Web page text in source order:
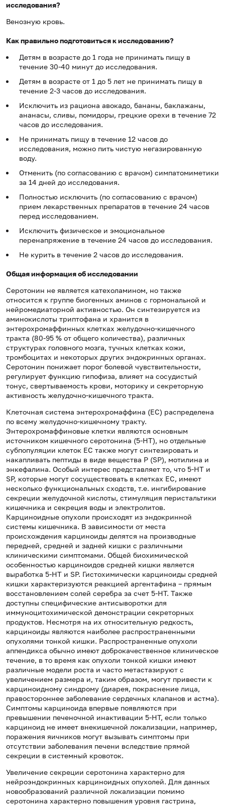
исследования?
Венозную кровь.
Как правильно подготовиться к исследованию?
Детям в возрасте до 1 года не принимать пищу в
течение 30-40 минут до исследования.
Детям в возрасте от 1 до 5 лет не принимать пищу в
течение 2-3 часов до исследования.
Исключить из рациона авокадо, бананы, баклажаны,
ананасы, сливы, помидоры, грецкие орехи в течение 72
часов до исследования.
Не принимать пищу в течение 12 часов до
исследования, можно пить чистую негазированную
воду.
Отменить (по согласованию с врачом) симпатомиметики
за 14 дней до исследования.
Полностью исключить (по согласованию с врачом)
прием лекарственных препаратов в течение 24 часов
перед исследованием.
Исключить физическое и эмоциональное
перенапряжение в течение 24 часов до исследования.
Не курить в течение 2 часов до исследования.
Общая информация об исследовании
Серотонин не является катехоламином, но также
относится к группе биогенных аминов с гормональной и
нейромедиаторной активностью. Он синтезируется из
аминокислоты триптофана и хранится в
энтерохромаффинных клетках желудочно-кишечного
тракта (80-95 % от общего количества), различных
структурах головного мозга, тучных клетках кожи,
тромбоцитах и некоторых других эндокринных органах.
Серотонин понижает порог болевой чувствительности,
регулирует функцию гипофиза, влияет на сосудистый
тонус, свертываемость крови, моторику и секреторную
активность желудочно-кишечного тракта.
Клеточная система энтерохромаффина (EC) распределена
по всему желудочно-кишечному тракту.
Энтерохромаффиновые клетки являются основным
источником кишечного серотонина (5-НТ), но отдельные
субпопуляции клеток EC также могут синтезировать и
накапливать пептиды в виде вещества P (SP), мотилина и
энкефалина. Особый интерес представляет то, что 5-HT и
SP, которые могут сосуществовать в клетках EC, имеют
несколько функциональных сходств, т.е. ингибирование
секреции желудочной кислоты, стимуляция перистальтики
кишечника и секреция воды и электролитов.
Карциноидные опухоли происходят из эндокринной
системы кишечника. В зависимости от места
происхождения карциноиды делятся на производные
передней, средней и задней кишки с различными
клиническими симптомами. Общей биохимической
особенностью карциноидов средней кишки является
выработка 5-HT и SP. Гистохимически карциноиды средней
кишки характеризуются реакцией аргентафина – прямым
восстановлением солей серебра за счет 5-НТ. Также
доступны специфические антисыворотки для
иммуноцитохимической демонстрации секреторных
продуктов. Несмотря на их относительную редкость,
карциноиды являются наиболее распространенными
опухолями тонкой кишки. Распространенные опухоли
аппендикса обычно имеют доброкачественное клиническое
течение, в то время как опухоли тонкой кишки имеют
различные модели роста и часто метастазируют с
увеличением размера и, таким образом, могут привести к
карциноидному синдрому (диарея, покраснение лица,
правостороннее заболевание сердечных клапанов и астма).
Симптомы карциноида впервые появляются при
превышении печеночной инактивации 5-НТ, если только
карциноид не имеет внекишечной локализации, например,
поражения яичников могут вызывать симптомы при
отсутствии заболевания печени вследствие прямой
секреции в системный кровоток.
Увеличение секреции серотонина характерно для
нейроэндокринных карциноидных опухолей. Для данных
новообразований различной локализации помимо
серотонина характерно повышения уровня гастрина,